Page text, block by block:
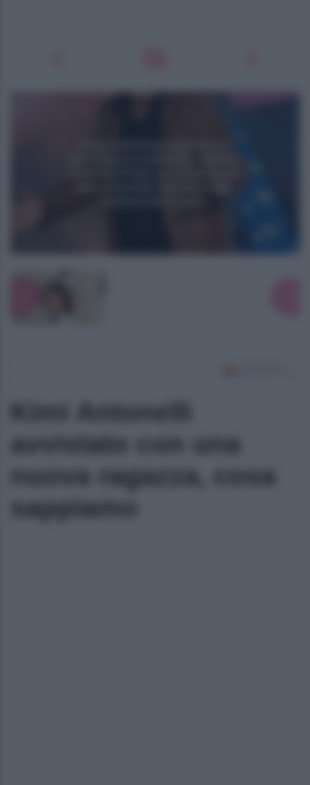
Kimi Antonelli
avvistato con una
nuova ragazza, cosa
sappiamo